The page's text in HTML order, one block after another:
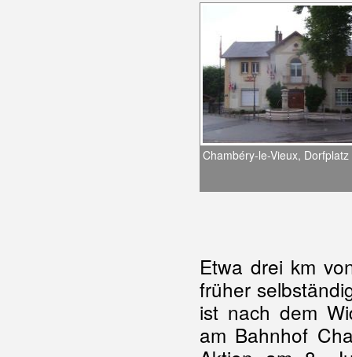
Chambéry-le-Vieux, Dorfplatz
Etwa drei km
früher
ist nach dem
am Bahnhof